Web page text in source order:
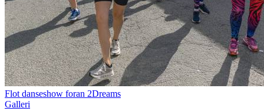
Flot danseshow foran 2Dreams
Galleri